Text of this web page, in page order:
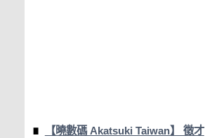
【曉數碼 Akatsuki Taiwan】 徵才